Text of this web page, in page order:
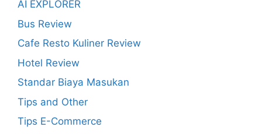
AI EXPLORER
Bus Review
Cafe Resto Kuliner Review
Hotel Review
Standar Biaya Masukan
Tips and Other
Tips E-Commerce